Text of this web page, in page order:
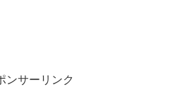
ンサーリンク